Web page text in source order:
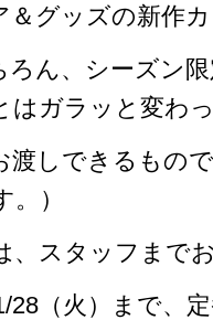
＆グッズの新作
ろん、シーズン
はガラッと変わ
渡しできるもの
）
、スタッフまで
28（火）まで、